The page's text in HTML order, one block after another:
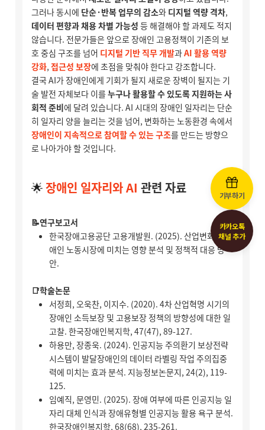
기부하기
카카오톡
채널 추가